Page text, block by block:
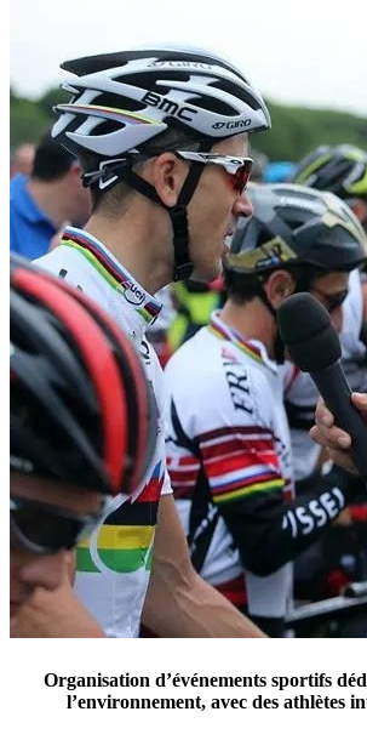
Organisation d’événements sportifs
l’environnement, avec des athlètes